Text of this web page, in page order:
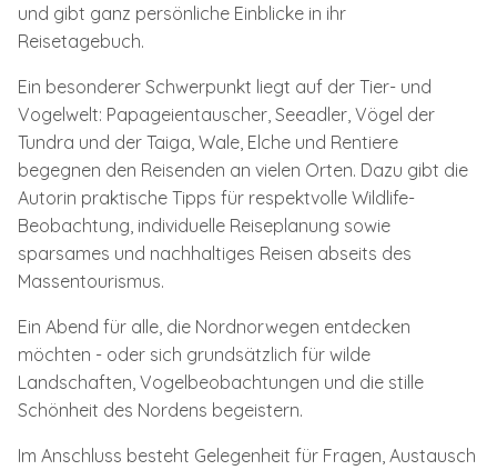
und gibt ganz persönliche Einblicke in ihr
Reisetagebuch.
Ein besonderer Schwerpunkt liegt auf der Tier- und
Vogelwelt: Papageientauscher, Seeadler, Vögel der
Tundra und der Taiga, Wale, Elche und Rentiere
begegnen den Reisenden an vielen Orten. Dazu gibt die
Autorin praktische Tipps für respektvolle Wildlife-
Beobachtung, individuelle Reiseplanung sowie
sparsames und nachhaltiges Reisen abseits des
Massentourismus.
Ein Abend für alle, die Nordnorwegen entdecken
möchten - oder sich grundsätzlich für wilde
Landschaften, Vogelbeobachtungen und die stille
Schönheit des Nordens begeistern.
Im Anschluss besteht Gelegenheit für Fragen, Austausch